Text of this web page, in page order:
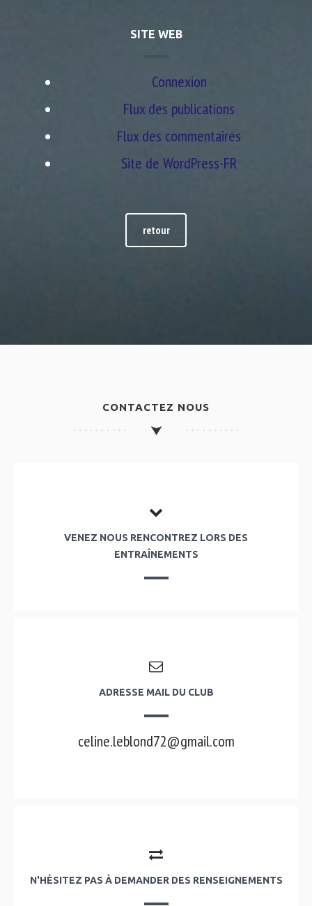
SITE WEB
Connexion
Flux des publications
Flux des commentaires
Site de WordPress-FR
retour
CONTACTEZ NOUS
VENEZ NOUS RENCONTREZ LORS DES
ENTRAÎNEMENTS
ADRESSE MAIL DU CLUB
celine.leblond72@gmail.com
N'HÉSITEZ PAS À DEMANDER DES RENSEIGNEMENTS